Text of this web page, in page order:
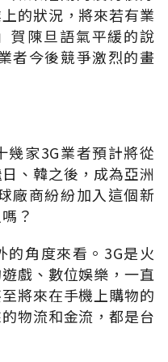
的狀況，將來若有業
賀陳旦語氣平緩的說
者今後競爭激烈的畫
幾家3G業者預計將從
、韓之後，成為亞洲
廠商紛紛加入這個新
？
的角度來看。3G是火
戲、數位娛樂，一直
將來在手機上購物的
物流和金流，都是台